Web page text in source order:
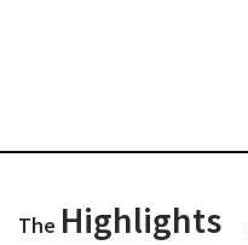
The Highlights